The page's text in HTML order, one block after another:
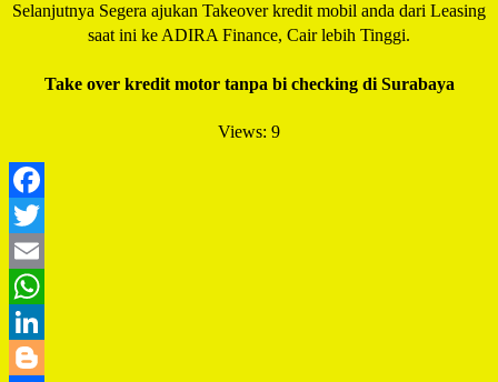
Selanjutnya Segera ajukan Takeover kredit mobil anda dari Leasing
saat ini ke ADIRA Finance, Cair lebih Tinggi.
Take over kredit motor tanpa bi checking di Surabaya
Views: 9